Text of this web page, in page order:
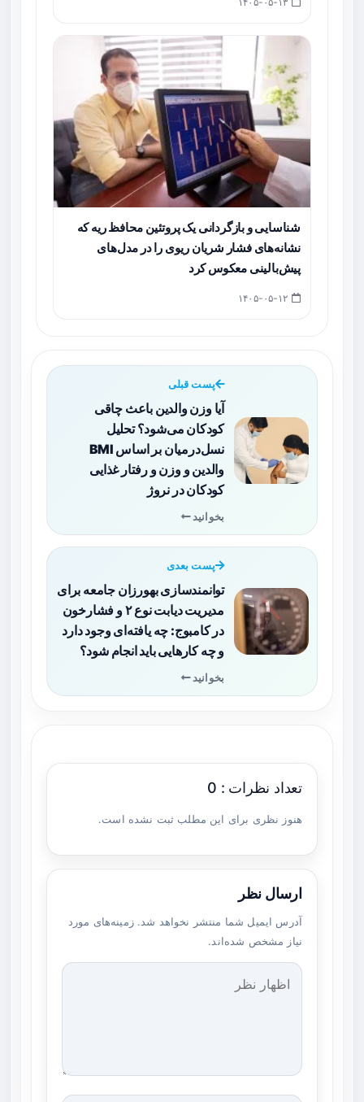
شناسایی و بازگردانی یک پروتئین محافظ ریه که
نشانه‌های فشار شریان ریوی را در مدل‌های
پیش‌بالینی معکوس کرد
پست قبلی
آیا وزن والدین باعث چاقی
کودکان می‌شود؟ تحلیل
نسل‌درمیان بر اساس BMI
والدین و وزن و رفتار غذایی
کودکان در نروژ
بخوانید
پست بعدی
توانمندسازی بهورزان جامعه برای
مدیریت دیابت نوع ۲ و فشارخون
در کامبوج: چه یافته‌ای وجود دارد
و چه کارهایی باید انجام شود؟
بخوانید
تعداد نظرات : 0
هنوز نظری برای این مطلب ثبت نشده است.
ارسال نظر
آدرس ایمیل شما منتشر نخواهد شد. زمینه‌های مورد
نیاز مشخص شده‌اند.